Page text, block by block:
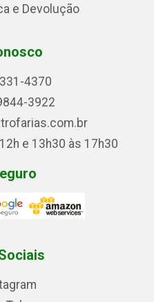
e Devolução
4370
3922
e 13h30 às 17h30